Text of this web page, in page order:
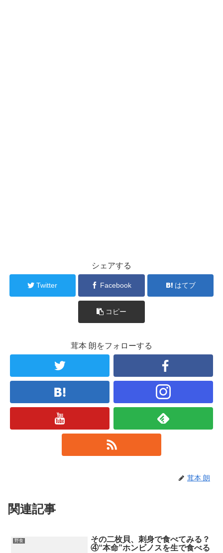
シェアする
Twitter Facebook はてブ
コピー
茸本 朗をフォローする
茸本 朗
関連記事
野食
その二枚貝、刺身で食べてみる？
④“本命”ホンビノスを生で食べる